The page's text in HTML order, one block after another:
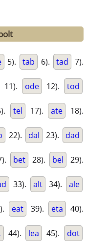
5). tab 6). tad 7).
11). ode 12). tod
tel 17). ate 18).
22). dal 23). dad
bet 28). bel 29).
33). alt 34). ale
eat 39). eta 40).
44). lea 45). dot